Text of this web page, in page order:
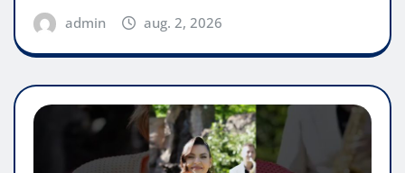
admin aug. 2, 2026